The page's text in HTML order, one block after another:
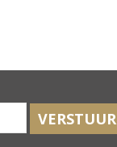
VERSTUUR